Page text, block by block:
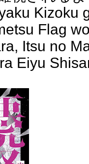
Kizoku
Flag
Itsu no
Eiyu